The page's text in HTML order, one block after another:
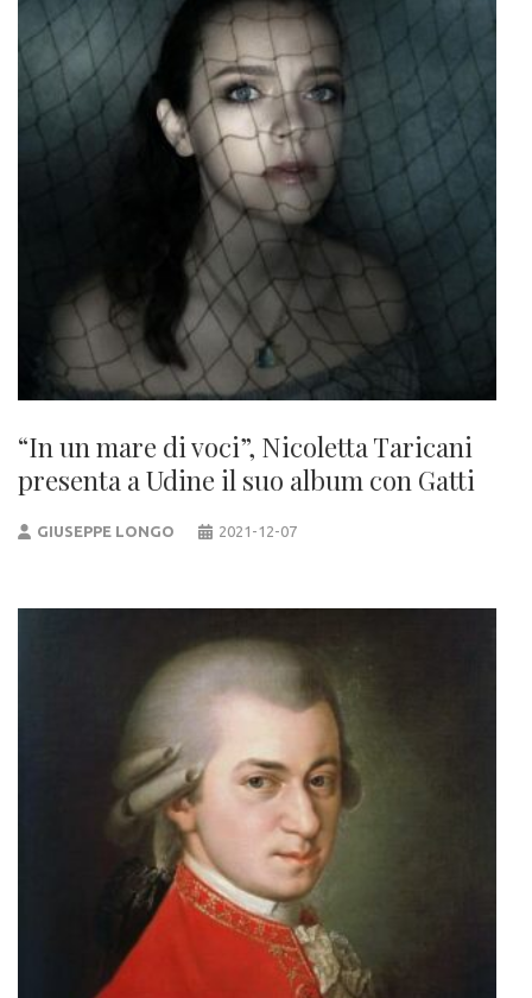
“In un mare di voci”, Nicoletta Taricani
presenta a Udine il suo album con Gatti
GIUSEPPE LONGO 2021-12-07